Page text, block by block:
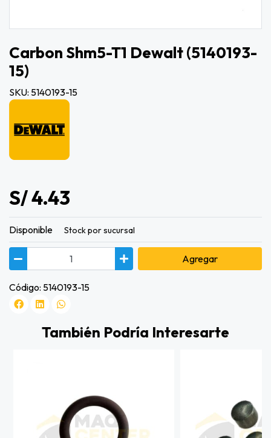
Carbon Shm5-T1 Dewalt (5140193-
15)
SKU: 5140193-15
S/ 4.43
Disponible Stock por sucursal
Agregar
Código: 5140193-15
También Podría Interesarte